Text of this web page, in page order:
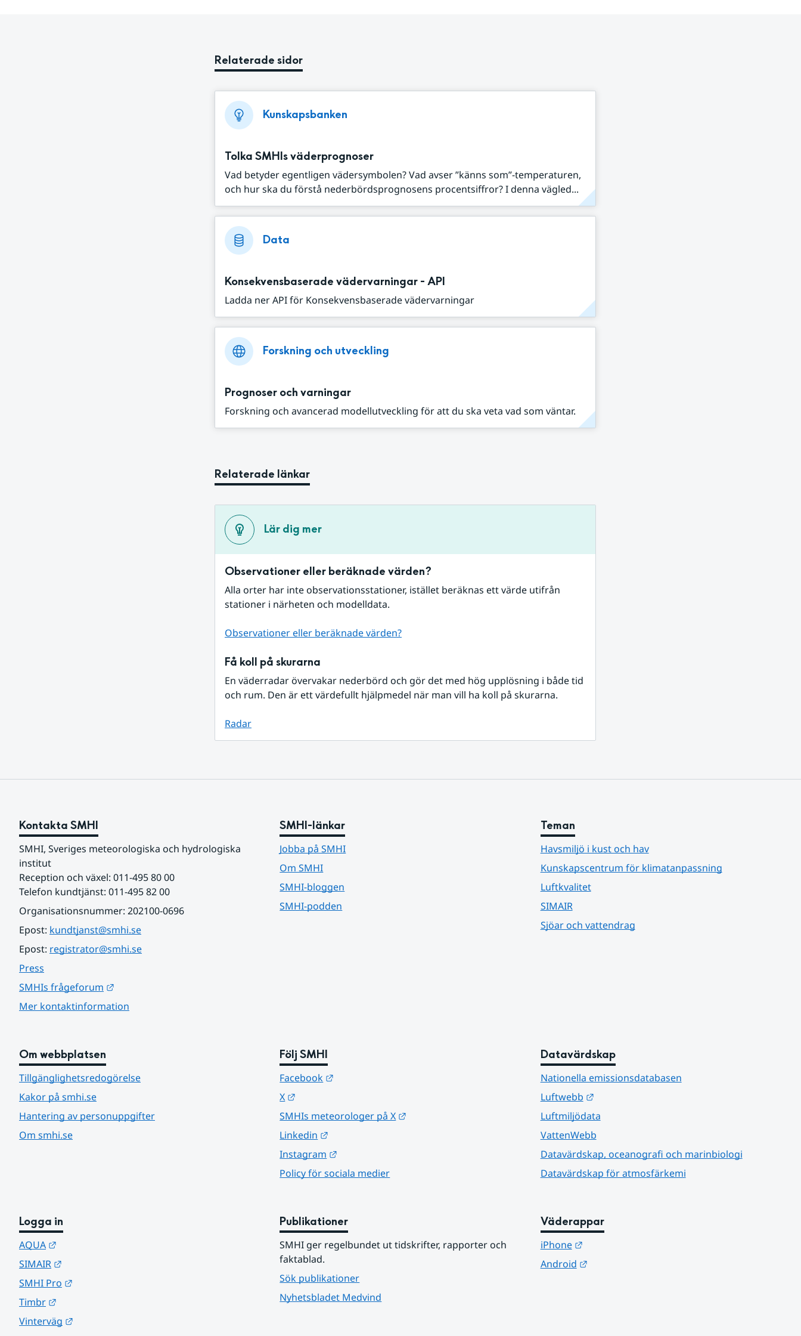
Relaterade sidor
Kunskapsbanken
Tolka SMHIs väderprognoser
Vad betyder egentligen vädersymbolen? Vad avser ”känns som”-temperaturen,
och hur ska du förstå nederbördsprognosens procentsiffror? I denna vägled...
Data
Konsekvensbaserade vädervarningar - API
Ladda ner API för Konsekvensbaserade vädervarningar
Forskning och utveckling
Prognoser och varningar
Forskning och avancerad modellutveckling för att du ska veta vad som väntar.
Relaterade länkar
Lär dig mer
Observationer eller beräknade värden?
Alla orter har inte observationsstationer, istället beräknas ett värde utifrån
stationer i närheten och modelldata.
Observationer eller beräknade värden?
Få koll på skurarna
En väderradar övervakar nederbörd och gör det med hög upplösning i både tid
och rum. Den är ett värdefullt hjälpmedel när man vill ha koll på skurarna.
Radar
Kontakta SMHI
SMHI, Sveriges meteorologiska och hydrologiska
institut
Reception och växel: 011-495 80 00
Telefon kundtjänst: 011-495 82 00
Organisationsnummer: 202100-0696
Epost: kundtjanst@smhi.se
Epost: registrator@smhi.se
Press
SMHIs frågeforum
Mer kontaktinformation
SMHI-länkar
Jobba på SMHI
Om SMHI
SMHI-bloggen
SMHI-podden
Teman
Havsmiljö i kust och hav
Kunskapscentrum för klimatanpassning
Luftkvalitet
SIMAIR
Sjöar och vattendrag
Om webbplatsen
Tillgänglighetsredogörelse
Kakor på smhi.se
Hantering av personuppgifter
Om smhi.se
Följ SMHI
Facebook
X
SMHIs meteorologer på X
Linkedin
Instagram
Policy för sociala medier
Datavärdskap
Nationella emissionsdatabasen
Luftwebb
Länk till annan webbplats.
Luftmiljödata
VattenWebb
Datavärdskap, oceanografi och marinbiologi
Datavärdskap för atmosfärkemi
Logga in
AQUA
SIMAIR
SMHI Pro
Timbr
Vinterväg
Publikationer
SMHI ger regelbundet ut tidskrifter, rapporter och
faktablad.
Sök publikationer
Nyhetsbladet Medvind
Väderappar
iPhone
Länk till annan webbplats.
Android
Länk till annan webbplats.